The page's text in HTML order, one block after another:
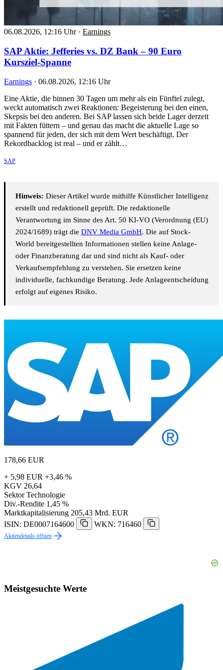
06.08.2026, 12:16 Uhr · Earnings
SAP Aktie: Jefferies vs. DZ Bank – 90 Euro
Kursziel-Spanne
Earnings · 06.08.2026, 12:16 Uhr
Eine Aktie, die binnen 30 Tagen um mehr als ein Fünftel zulegt,
weckt automatisch zwei Reaktionen: Begeisterung bei den einen,
Skepsis bei den anderen. Bei SAP lassen sich beide Lager derzeit
mit Fakten füttern – und genau das macht die aktuelle Lage so
spannend für jeden, der sich mit dem Wert beschäftigt. Der
Rekordbacklog ist real – und er zählt…
SAP
Hinweis: Dieser Artikel wurde mithilfe Künstlicher Intelligenz
erstellt und redaktionell geprüft. Die redaktionelle
Verantwortung im Sinne des Art. 50 KI-VO (Verordnung (EU)
2024/1689) trägt die DNV Media GmbH. Die auf Stock-
World bereitgestellten Informationen stellen keine Anlage-
oder Finanzberatung dar und sind nicht als Kauf- oder
Verkaufsempfehlung zu verstehen. Sie ersetzen keine
individuelle, fachkundige Beratung. Jede Anlageentscheidung
erfolgt auf eigenes Risiko.
178,66 EUR
+ 5,98 EUR +3,46 %
KGV 26,64
Sektor Technologie
Div.-Rendite 1,45 %
Marktkapitalisierung 205,43 Mrd. EUR
ISIN: DE0007164600
WKN: 716460
Aktiendetails öffnen
Meistgesuchte Werte